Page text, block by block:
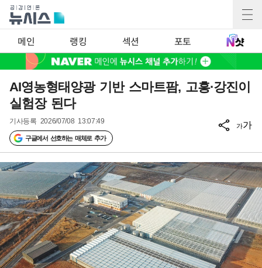
메인 랭킹 섹션 포토
AI영농형태양광 기반 스마트팜, 고흥·강진이
실험장 된다
기사등록 2026/07/08 13:07:49
구글에서 선호하는 매체로 추가
가가